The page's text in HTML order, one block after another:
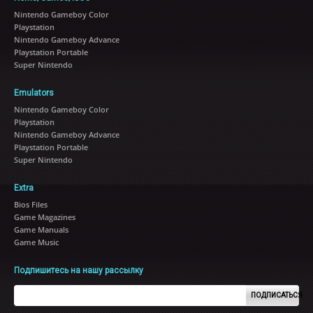
Nintendo Gameboy Color
Playstation
Nintendo Gameboy Advance
Playstation Portable
Super Nintendo
Emulators
Nintendo Gameboy Color
Playstation
Nintendo Gameboy Advance
Playstation Portable
Super Nintendo
Extra
Bios Files
Game Magazines
Game Manuals
Game Music
Подпишитесь на нашу рассылку
ПОДПИСАТЬСЯ